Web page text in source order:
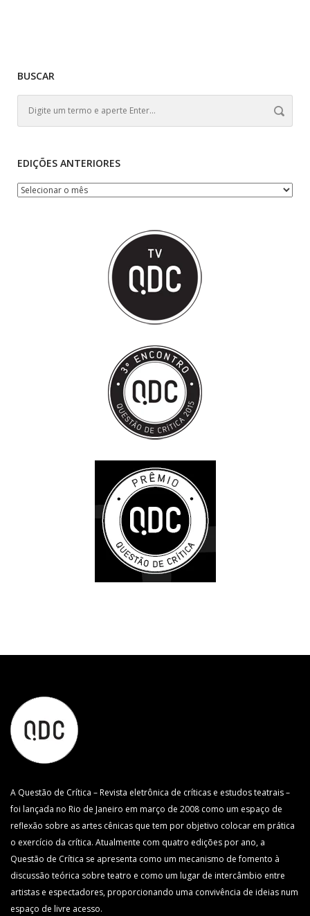
BUSCAR
EDIÇÕES ANTERIORES
A Questão de Crítica – Revista eletrônica de críticas e estudos teatrais –
foi lançada no Rio de Janeiro em março de 2008 como um espaço de
reflexão sobre as artes cênicas que tem por objetivo colocar em prática
o exercício da crítica. Atualmente com quatro edições por ano, a
Questão de Crítica se apresenta como um mecanismo de fomento à
discussão teórica sobre teatro e como um lugar de intercâmbio entre
artistas e espectadores, proporcionando uma convivência de ideias num
espaço de livre acesso.